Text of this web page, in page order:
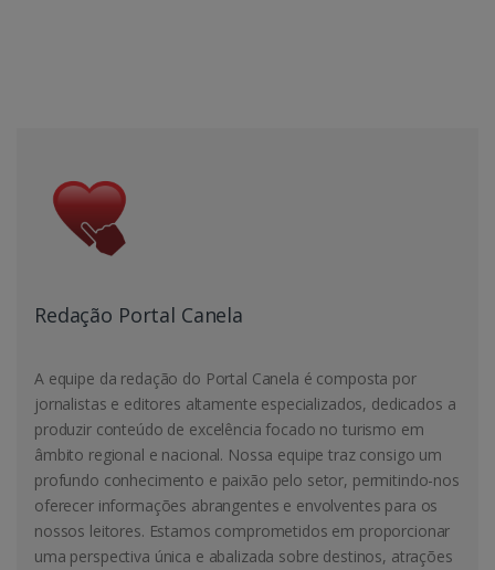
Redação Portal Canela
A equipe da redação do Portal Canela é composta por
jornalistas e editores altamente especializados, dedicados a
produzir conteúdo de excelência focado no turismo em
âmbito regional e nacional. Nossa equipe traz consigo um
profundo conhecimento e paixão pelo setor, permitindo-nos
oferecer informações abrangentes e envolventes para os
nossos leitores. Estamos comprometidos em proporcionar
uma perspectiva única e abalizada sobre destinos, atrações